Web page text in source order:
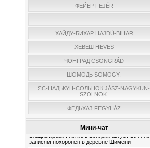
ФЕЙЕР FEJÉR
ХАЙДУ-БИХАР HAJDÚ-BIHAR
ХЕВЕШ HEVES
ЧОНГРАД CSONGRÁD
ШОМОДЬ SOMOGY.
ЯС-НАДЬКУН-СОЛЬНОК JÁSZ-NAGYKUN-
SZOLNOK.
ФЕДЬХАЗ FEGYHÁZ
Мини-чат